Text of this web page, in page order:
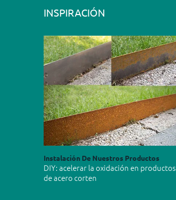
INSPIRACIÓN
Instalación De Nuestros Productos
DIY: acelerar la oxidación en productos
de acero corten